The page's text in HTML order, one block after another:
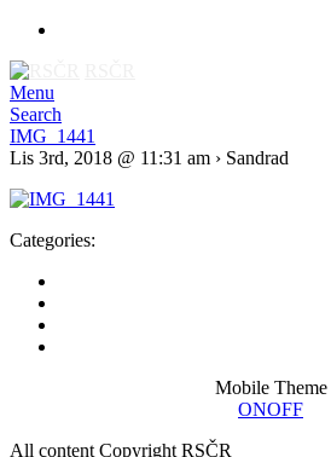
Menu
Search
IMG_1441
Lis 3rd, 2018 @ 11:31 am › Sandrad
Categories:
Mobile Theme
ONOFF
All content Copyright RSČR